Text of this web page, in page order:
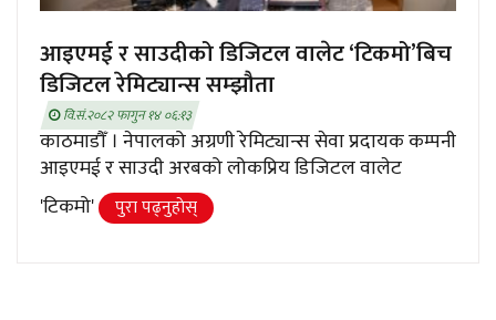
आइएमई र साउदीको डिजिटल वालेट ‘टिकमो’बिच
डिजिटल रेमिट्यान्स सम्झौता
वि.सं.२०८२ फागुन १४ ०६:१३
काठमाडौँ । नेपालको अग्रणी रेमिट्यान्स सेवा प्रदायक कम्पनी
आइएमई र साउदी अरबको लोकप्रिय डिजिटल वालेट
'टिकमो'
पुरा पढ्नुहाेस्